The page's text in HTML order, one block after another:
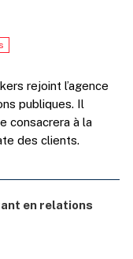
rejoint l’agence
publiques. Il
consacrera à la
des clients.
en relations